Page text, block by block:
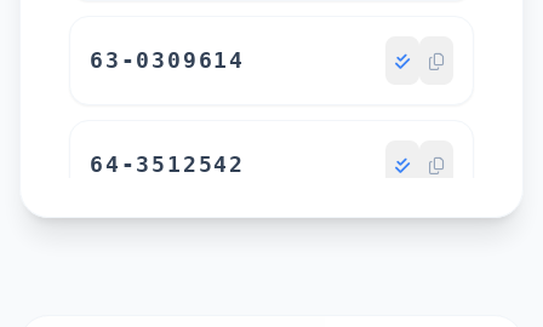
63-0309614
64-3512542